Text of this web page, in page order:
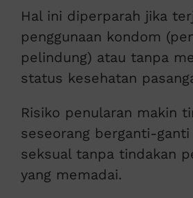
Hal ini diperparah jika
penggunaan kondom
pelindung) atau tanpa
status kesehatan
Risiko penularan makin
seseorang berganti-ganti
seksual tanpa tindakan
yang memadai.